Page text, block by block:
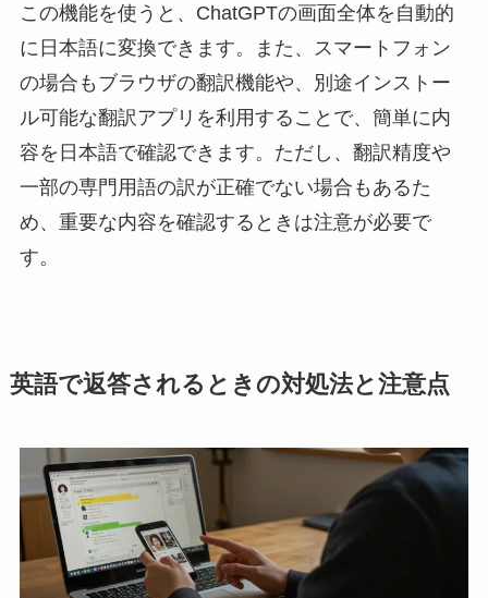
この機能を使うと、ChatGPTの画面全体を自動的
に日本語に変換できます。また、スマートフォン
の場合もブラウザの翻訳機能や、別途インストー
ル可能な翻訳アプリを利用することで、簡単に内
容を日本語で確認できます。ただし、翻訳精度や
一部の専門用語の訳が正確でない場合もあるた
め、重要な内容を確認するときは注意が必要で
す。
英語で返答されるときの対処法と注意点